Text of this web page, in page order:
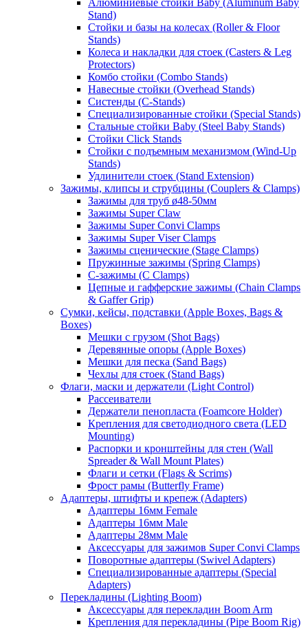
Алюминиевые стойки Baby (Aluminum Baby
Stand)
Стойки и базы на колесах (Roller & Floor
Stands)
Колеса и накладки для стоек (Casters & Leg
Protectors)
Комбо стойки (Combo Stands)
Навесные стойки (Overhead Stands)
Систенды (C-Stands)
Специализированные стойки (Special Stands)
Стальные стойки Baby (Steel Baby Stands)
Стойки Click Stands
Стойки с подъемным механизмом (Wind-Up
Stands)
Удлинители стоек (Stand Extension)
Зажимы, клипсы и струбцины (Couplers & Clamps)
Зажимы для труб ø48-50мм
Зажимы Super Claw
Зажимы Super Convi Clamps
Зажимы Super Viser Clamps
Зажимы сценические (Stage Clamps)
Пружинные зажимы (Spring Clamps)
С-зажимы (C Clamps)
Цепные и гафферские зажимы (Chain Clamps
& Gaffer Grip)
Сумки, кейсы, подставки (Apple Boxes, Bags &
Boxes)
Мешки с грузом (Shot Bags)
Деревянные опоры (Apple Boxes)
Мешки для песка (Sand Bags)
Чехлы для стоек (Stand Bags)
Флаги, маски и держатели (Light Control)
Рассеиватели
Держатели пенопласта (Foamcore Holder)
Крепления для светодиодного света (LED
Mounting)
Распорки и кронштейны для стен (Wall
Spreader & Wall Mount Plates)
Флаги и сетки (Flags & Scrims)
Фрост рамы (Butterfly Frame)
Адаптеры, штифты и крепеж (Adapters)
Адаптеры 16мм Female
Адаптеры 16мм Male
Адаптеры 28мм Male
Аксессуары для зажимов Super Convi Clamps
Поворотные адаптеры (Swivel Adapters)
Специализированные адаптеры (Special
Adapters)
Перекладины (Lighting Boom)
Аксессуары для перекладин Boom Arm
Крепления для перекладины (Pipe Boom Rig)